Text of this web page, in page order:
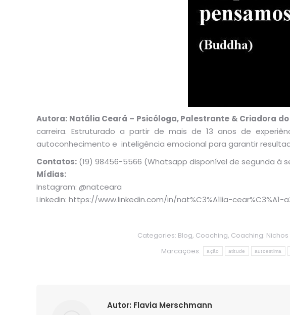
Autora: Natália Ceará – Psicóloga, Palestrante & Criadora
carreira. Estruturado a partir de mais de 13 anos de
autoconhecimento e inteligência emocional para garantir
Contatos: (19) 98456-5566 (Whatsapp disponível de segunda á
Mídias:
Instagram: @natceara
Linkedin: https://www.linkedin.com/in/nat%C3%A1lia-cear%C3%A1-
Categories: Blog, Coaching, Coaching:
Marcações:
ação atitude autoestima
Autor: Flavia Merschmann